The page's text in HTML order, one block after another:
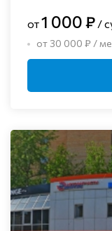
от1 000 ₽ /
от 30 000 ₽ /